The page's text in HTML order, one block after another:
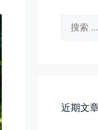
索：
近期文